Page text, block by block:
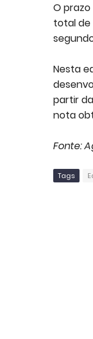
O
total de
Nesta
partir
nota
Fonte:
Tags